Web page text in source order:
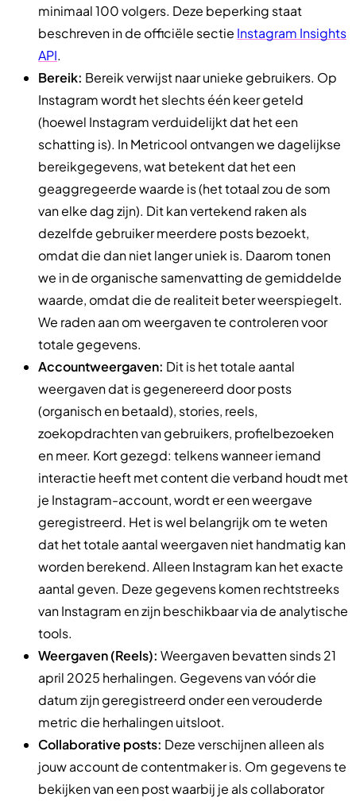
minimaal 100 volgers. Deze beperking staat
beschreven in de officiële sectie Instagram Insights
API.
Bereik: Bereik verwijst naar unieke gebruikers. Op
Instagram wordt het slechts één keer geteld
(hoewel Instagram verduidelijkt dat het een
schatting is). In Metricool ontvangen we dagelijkse
bereikgegevens, wat betekent dat het een
geaggregeerde waarde is (het totaal zou de som
van elke dag zijn). Dit kan vertekend raken als
dezelfde gebruiker meerdere posts bezoekt,
omdat die dan niet langer uniek is. Daarom tonen
we in de organische samenvatting de gemiddelde
waarde, omdat die de realiteit beter weerspiegelt.
We raden aan om weergaven te controleren voor
totale gegevens.
Accountweergaven: Dit is het totale aantal
weergaven dat is gegenereerd door posts
(organisch en betaald), stories, reels,
zoekopdrachten van gebruikers, profielbezoeken
en meer. Kort gezegd: telkens wanneer iemand
interactie heeft met content die verband houdt met
je Instagram-account, wordt er een weergave
geregistreerd. Het is wel belangrijk om te weten
dat het totale aantal weergaven niet handmatig kan
worden berekend. Alleen Instagram kan het exacte
aantal geven. Deze gegevens komen rechtstreeks
van Instagram en zijn beschikbaar via de analytische
tools.
Weergaven (Reels): Weergaven bevatten sinds 21
april 2025 herhalingen. Gegevens van vóór die
datum zijn geregistreerd onder een verouderde
metric die herhalingen uitsloot.
Collaborative posts: Deze verschijnen alleen als
jouw account de contentmaker is. Om gegevens te
bekijken van een post waarbij je als collaborator